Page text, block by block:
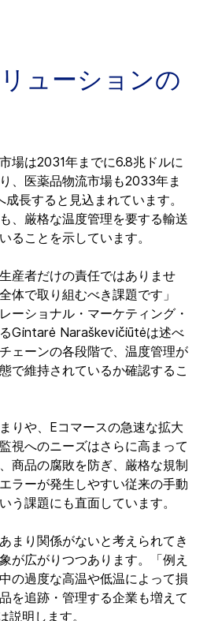
ューションの
場は2031年までに6.8兆ドルに
、医薬品物流市場も2033年ま
長すると見込まれています。
、厳格な温度管理を要する輸送
ることを示しています。
産者だけの責任ではありませ
体で取り組むべき課題です」
ーショナル・マーケティング・
Gintarė Naraškevičiūtėは述べ
ェーンの各段階で、温度管理が
で維持されているか確認するこ
りや、Eコマースの急速な拡大
視へのニーズはさらに高まって
商品の腐敗を防ぎ、厳格な規制
ラーが発生しやすい従来の手動
う課題にも直面しています。
まり関係がないと考えられてき
が広がりつつあります。「例え
の過度な高温や低温によって損
を追跡・管理する企業も増えて
明します。